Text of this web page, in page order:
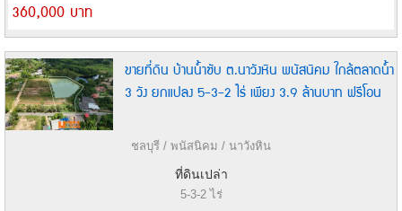
360,000 บาท
ขายที่ดิน บ้านน้ำซับ ต.นาวังหิน พนัสนิคม ใกล้ตลาดน้ำ
3 วัง ยกแปลง 5-3-2 ไร่ เพียง 3.9 ล้านบาท ฟรีโอน
ชลบุรี / พนัสนิคม / นาวังหิน
ที่ดินเปล่า
5-3-2 ไร่